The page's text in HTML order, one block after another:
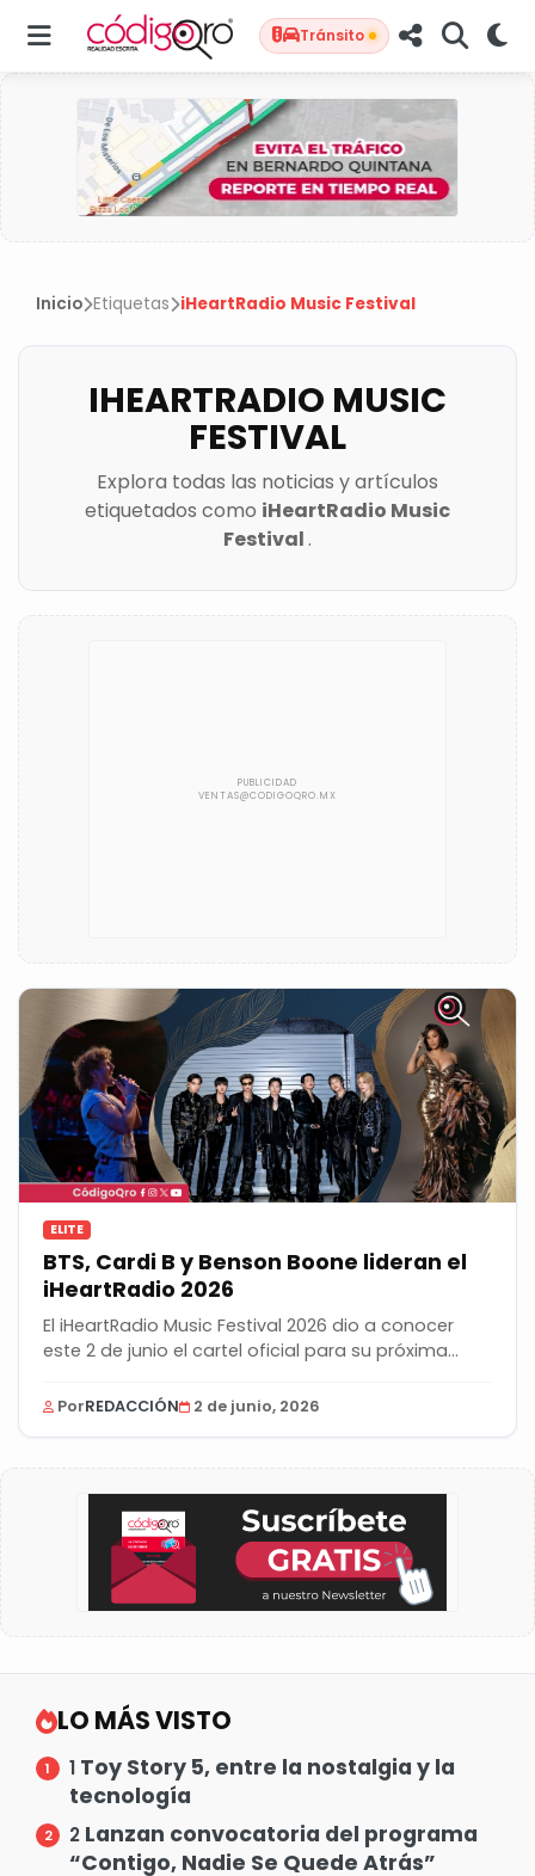
Tránsito
Inicio Etiquetas iHeartRadio Music Festival
IHEARTRADIO MUSIC
FESTIVAL
Explora todas las noticias y artículos
etiquetados como iHeartRadio Music
Festival.
ELITE
BTS, Cardi B y Benson Boone lideran el
iHeartRadio 2026
El iHeartRadio Music Festival 2026 dio a conocer
este 2 de junio el cartel oficial para su próxima...
PorREDACCIÓN 2 de junio, 2026
LO MÁS VISTO
1 Toy Story 5, entre la nostalgia y la
tecnología
2 Lanzan convocatoria del programa
“Contigo, Nadie Se Quede Atrás”